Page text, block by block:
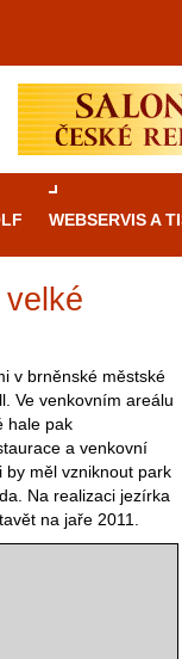
WEBSERVIS A
v brněnské městské
Ve venkovním areálu
hale pak
a venkovní
by měl vzniknout park
Na realizaci jezírka
na jaře 2011.
v Brně: Od
památky, skvělé
Mimo jiné je ale také
a bezpečně vyzkoušet
kvetoucí moravské
her od klasické
jak pro pravidelné